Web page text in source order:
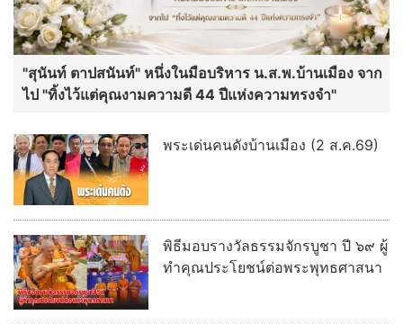
"สุนันท์ ตาปสนันท์" หนึ่งในมือบริหาร น.ส.พ.บ้านเมือง จาก
ไป "ทิ้งไว้แต่คุณงามความดี 44 ปีแห่งความทรงจำ"
พระเด่นคนดังบ้านเมือง (2 ส.ค.69)
พิธีมอบรางวัลธรรมจักรบูชา ปี ๖๙ ผู้
ทำคุณประโยชน์ต่อพระพุทธศาสนา